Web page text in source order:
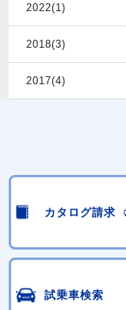
2022(1)
2018(3)
2017(4)
カタログ請求
試乗車検索